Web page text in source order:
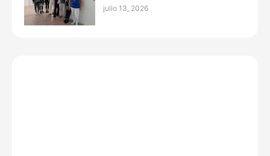
julio 13, 2026